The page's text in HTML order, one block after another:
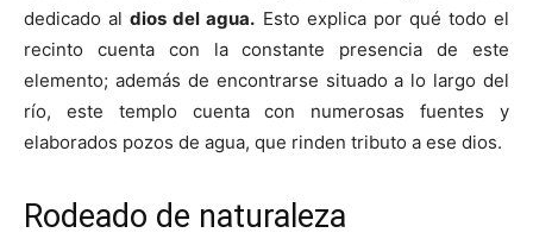
dedicado aldios del agua. Esto explica por qué todo el
recinto cuenta con la constante presencia de este
elemento; además de encontrarse situado a lo largo del
río, este templo cuenta con numerosas fuentes y
elaborados pozos de agua, que rinden tributo a ese dios.
Rodeado de naturaleza